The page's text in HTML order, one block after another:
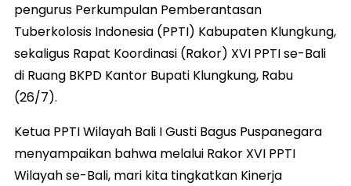
pengurus Perkumpulan Pemberantasan
Tuberkolosis Indonesia (PPTI) Kabupaten Klungkung,
sekaligus Rapat Koordinasi (Rakor) XVI PPTI se-Bali
di Ruang BKPD Kantor Bupati Klungkung, Rabu
(26/7).
Ketua PPTI Wilayah Bali I Gusti Bagus Puspanegara
menyampaikan bahwa melalui Rakor XVI PPTI
Wilayah se-Bali, mari kita tingkatkan Kinerja